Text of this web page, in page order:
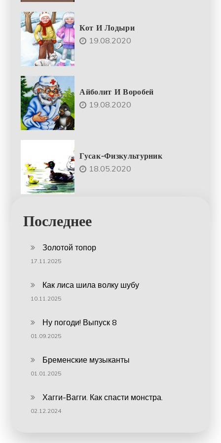
Кот И Лодыри
19.08.2020
Айболит И Воробей
19.08.2020
Гусак-Физкультурник
18.05.2020
Последнее
Золотой топор
17.11.2025
Как лиса шила волку шубу
10.11.2025
Ну погоди! Выпуск 8
01.09.2025
Бременские музыканты
01.01.2025
Хагги-Вагги. Как спасти монстра.
02.12.2024